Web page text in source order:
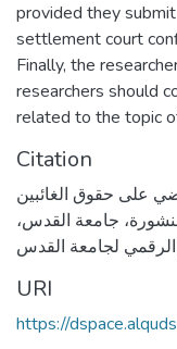
provided they
settlement court
Finally, the
researchers should
related to the topic
Citation
تسوية الأراضي على حقوق الغائبين
جامعة القدس،
URI
https://